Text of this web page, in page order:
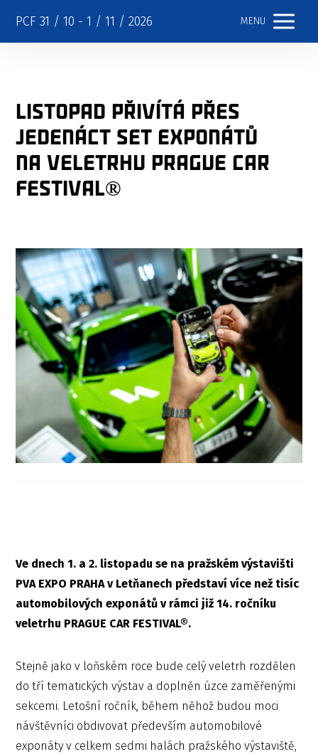
PCF 31 / 10 - 1 / 11 / 2026 MENU
Listopad přivítá přes
jedenáct set exponátů
na veletrhu PRAGUE CAR
FESTIVAL®
Ve dnech 1. a 2. listopadu se na pražském výstavišti
PVA EXPO PRAHA v Letňanech představí více než tisíc
automobilových exponátů v rámci již 14. ročníku
veletrhu PRAGUE CAR FESTIVAL®.
Stejně jako v loňském roce bude celý veletrh rozdělen
do tří tematických výstav a doplněn úzce zaměřenými
sekcemi. Letošní ročník, během něhož budou moci
návštěvníci obdivovat především automobilové
exponáty v celkem sedmi halách pražského výstaviště,